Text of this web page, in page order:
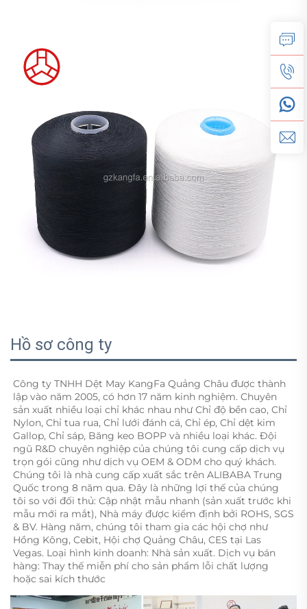
Hồ sơ công ty
Công ty TNHH Dệt May KangFa Quảng Châu được thành
lập vào năm 2005, có hơn 17 năm kinh nghiệm. Chuyên
sản xuất nhiều loại chỉ khác nhau như Chỉ độ bền cao, Chỉ
Nylon, Chỉ tua rua, Chỉ lưới đánh cá, Chỉ ép, Chỉ dệt kim
Gallop, Chỉ sáp, Băng keo BOPP và nhiều loại khác. Đội
ngũ R&D chuyên nghiệp của chúng tôi cung cấp dịch vụ
trọn gói cũng như dịch vụ OEM & ODM cho quý khách.
Chúng tôi là nhà cung cấp xuất sắc trên ALIBABA Trung
Quốc trong 8 năm qua. Đây là những lợi thế của chúng
tôi so với đối thủ: Cập nhật mẫu nhanh (sản xuất trước khi
mẫu mới ra mắt), Nhà máy được kiểm định bởi ROHS, SGS
& BV. Hàng năm, chúng tôi tham gia các hội chợ như
Hồng Kông, Cebit, Hội chợ Quảng Châu, CES tại Las
Vegas. Loại hình kinh doanh: Nhà sản xuất. Dịch vụ bán
hàng: Thay thế miễn phí cho sản phẩm lỗi chất lượng
hoặc sai kích thước